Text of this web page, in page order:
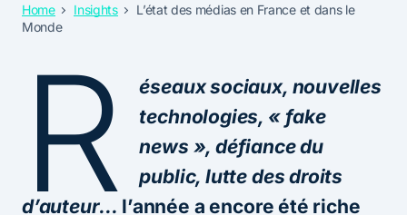
Home Insights
L’état des médias en France et dans le
Monde
R
éseaux sociaux, nouvelles
technologies, « fake
news », défiance du
public, lutte des droits
d’auteur… l’année a encore été riche